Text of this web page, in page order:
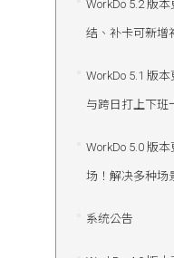
WorkDo 5.2 版
结、补卡可新增
WorkDo 5.1 版
与跨日打上下班
WorkDo 5.0 版
场！解决多种场
系统公告